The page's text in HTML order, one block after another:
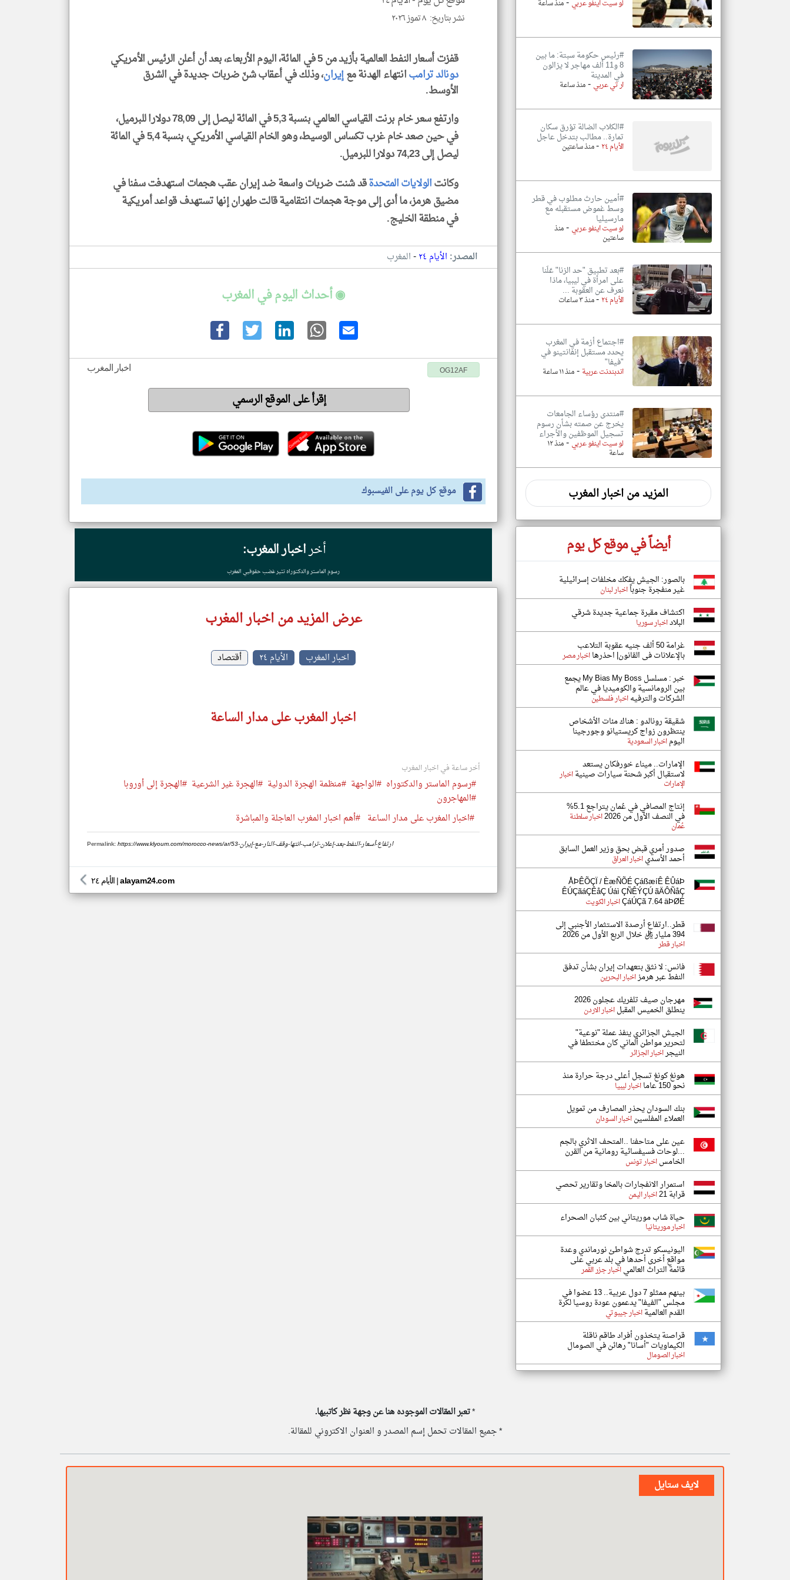
نشر بتاريخ: ٨ تموز ٢٠٢٦
قفزت أسعار النفط العالمية بأزيد من 5 في المائة، اليوم الأربعاء، بعد أن أعلن الرئيس الأمريكي
دونالد ترامبانتهاء الهدنة معإيران، وذلك في أعقاب شنّ ضربات جديدة في الشرق
الأوسط.
وارتفع سعر خام برنت القياسي العالمي بنسبة 5,3 في المائة ليصل إلى 78,09 دولارا للبرميل،
في حين صعد خام غرب تكساس الوسيط، وهو الخام القياسي الأمريكي، بنسبة 5,4 في المائة
ليصل إلى 74,23 دولارا للبرميل.
وكانتالولايات المتحدةقد شنت ضربات واسعة ضد إيران عقب هجمات استهدفت سفنا في
مضيق هرمز، ما أدى إلى موجة هجمات انتقامية قالت طهران إنها تستهدف قواعد أمريكية
في منطقة الخليج.
المصدر: الأيام ٢٤ -المغرب
◉ أحداث اليوم في المغرب
اخبار المغرب OG12AF
إقرأ على الموقع الرسمي
موقع كل يوم على الفيسبوك
أخراخبار المغرب:
رسوم الماستر والدكتوراه تثير غضب حقوقيي المغرب
عرض المزيد من اخبار المغرب
اخبار المغرب الأيام ٢٤ أقتصاد
اخبار المغرب على مدار الساعة
أخر ساعة في اخبار المغرب
#رسوم الماستر والدكتوراه #الواجهة #منظمة الهجرة الدولية #الهجرة غير الشرعية #الهجرة إلى أوروبا
#المهاجرون
#اخبار المغرب على مدار الساعة #أهم اخبار المغرب العاجلة والمباشرة
Permalink: https://www.klyoum.com/morocco-news/ar/53-ارتفاع-أسعار-النفط-بعد-إعلان-ترامب-انتها-وقف-النار-مع-إيران
الأيام ٢٤ |alayam24.com
لو سيت اينفو عربي منذ ساعة
#رئيس حكومة سبتة: ما بين
8 و11 ألف مهاجر لا يزالون
في المدينة
ار تي عربي -منذ ساعة
#الكلاب الضالة تؤرق سكان
تمارة.. مطالب بتدخل عاجل
الأيام ٢٤ -منذ ساعتين
#أمين حارث مطلوب في قطر
وسط غموض مستقبله مع
مارسيليا
لو سيت اينفو عربي -منذ
ساعتين
#بعد تطبيق "حد الزنا" عَلَنا
على امرأة في ليبيا، ماذا
نعرف عن العقوبة ...
الأيام ٢٤ -منذ ٣ ساعات
#اجتماع أزمة في المغرب
يحدد مستقبل إنفانتينو في
"فيفا"
اندبندنت عربية -منذ ١١ ساعة
#منتدى رؤساء الجامعات
يخرج عن صمته بشأن رسوم
تسجيل الموظفين والأجراء
لو سيت اينفو عربي- منذ ١٢
ساعة
المزيد من اخبار المغرب
أيضاً في موقع كل يوم
بالصور: الجيش يفكك مخلفات إسرائيلية
غير منفجرة جنوباًاخبار لبنان
اكتشاف مقبرة جماعية جديدة شرقي
البلاداخبار سوريا
غرامة 50 ألف جنيه عقوبة التلاعب
بالإعلانات فى القانون| احذرهااخبار مصر
خبر : مسلسل My Bias My Boss يجمع
بين الرومانسية والكوميديا في عالم
الشركات والترفيهاخبار فلسطين
شقيقة رونالدو : هناك مئات الأشخاص
ينتظرون زواج كريستيانو وجورجينا
اليوماخبار السعودية
الإمارات.. ميناء خورفكان يستعد
لاستقبال أكبر شحنة سيارات صينيةاخبار
الإمارات
إنتاج المصافي في عُمان يتراجع 5.1%
في النصف الأول من 2026 اخبار سلطنة
عُمان
صدور أمري قبض بحق وزير العمل السابق
أحمد الأسدياخبار العراق
ÅÞÊÕÇÏ / ÈæÑÕÉ ÇáßæíÊ ÊÛáÞ
ÊÚÇãáÇÊåÇ Úáì ÇÑÊÝÇÚ ãÄÔÑåÇ
ÇáÚÇã 7.64 äÞØÉاخبار الكويت
قطر..ارتفاع أرصدة الاستثمار الأجنبي إلى
394 مليار ريال خلال الربع الأول من 2026
اخبار قطر
فانس: لا نثق بتعهدات إيران بشأن تدفق
النفط عبر هرمزاخبار البحرين
مهرجان صيف تلفريك عجلون 2026
ينطلق الخميس المقبلاخبار الاردن
الجيش الجزائري ينفذ عملة "نوعية"
لتحرير مواطن ألماني كان مختطفا في
النيجراخبار الجزائر
هونغ كونغ تسجل أعلى درجة حرارة منذ
نحو 150 عاما اخبار ليبيا
بنك السودان يحذر المصارف من تمويل
العملاء المفلسيناخبار السودان
عين على متاحفنا ..المتحف الاثري بالجم
...لوحات فسيفسائية رومانية من القرن
الخامساخبار تونس
استمرار الانفجارات بالمخا وتقارير تحصي
قرابة 21 اخبار اليمن
حياة شاب موريتاني بين كثبان الصحراء
اخبار موريتانيا
اليونيسكو تدرج شواطئ نورماندي وعدة
مواقع أخرى أحدها في بلد عربي على
قائمة التراث العالمياخبار جزر القمر
بينهم ممثلو 7 دول عربية.. 13 عضوا في
مجلس "الفيفا" يدعمون عودة روسيا لكرة
القدم العالميةاخبار جيبوتي
قراصنة يتخذون أفراد طاقم ناقلة
الكيماويات "أسانا" رهائن في الصومال
اخبار الصومال
*تعبر المقالات الموجوده هنا عن وجهة نظر كاتبيها.
* جميع المقالات تحمل إسم المصدر و العنوان الاكتروني للمقالة.
لايف ستايل
klyoum.com